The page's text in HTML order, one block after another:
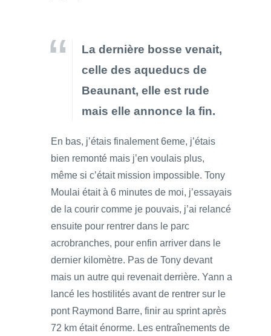
La dernière bosse venait,
celle des aqueducs de
Beaunant, elle est rude
mais elle annonce la fin.
En bas, j’étais finalement 6eme, j’étais
bien remonté mais j’en voulais plus,
même si c’était mission impossible. Tony
Moulai était à 6 minutes de moi, j’essayais
de la courir comme je pouvais, j’ai relancé
ensuite pour rentrer dans le parc
acrobranches, pour enfin arriver dans le
dernier kilomètre. Pas de Tony devant
mais un autre qui revenait derrière. Yann a
lancé les hostilités avant de rentrer sur le
pont Raymond Barre, finir au sprint après
72 km était énorme. Les entraînements de